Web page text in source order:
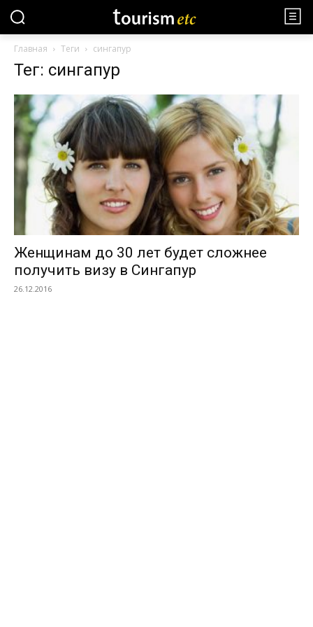
Главная Теги сингапур
Тег: сингапур
Женщинам до 30 лет будет сложнее
получить визу в Сингапур
26.12.2016